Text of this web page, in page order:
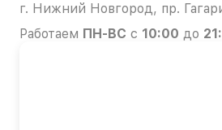
г. Нижний Новгород, пр.
Работаем ПН-ВС с 10:00 до